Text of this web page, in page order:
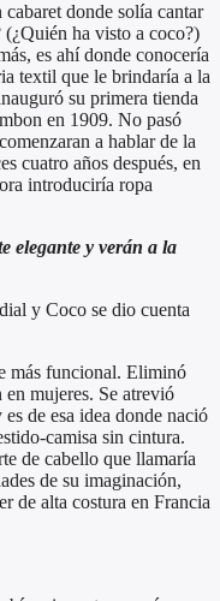
donde solía cantar
ha visto a coco?)
es ahí donde conocería
textil que le brindaría a la
su primera tienda
en 1909. No pasó
a hablar de la
cuatro años después, en
introduciría ropa
elegante y verán a la
y Coco se dio cuenta
más funcional. Eliminó
mujeres. Se atrevió
de esa idea donde nació
camisa sin cintura.
de cabello que llamaría
de su imaginación,
de alta costura en Francia